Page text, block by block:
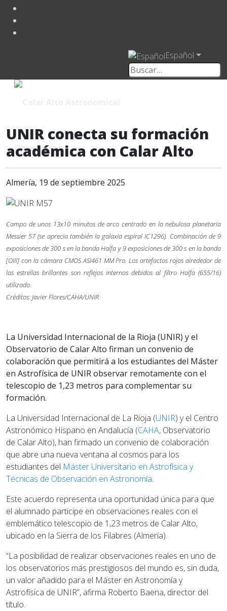
Español
UNIR conecta su formación
académica con Calar Alto
Almería, 19 de septiembre 2025
Campo de unos 13x10 minutos de arco centrado en la nebulosa planetaria
Messier 57 (se aprecia también la galaxia espiral IC1296). Combinación de 9
exposiciones de 300 s en la banda Halfa y 9 exposiciones de 300 s en la banda
[OIII] con la cámara CMOS ASI461 MM Pro. Los artefactos rojos alrededor de
las estrellas brillantes son reflejos internos debidos al filtro Halfa (655/16)
utilizado.
Créditos: Javier Flores/CAHA/UNIR
La Universidad Internacional de la Rioja (UNIR) y el
Observatorio de Calar Alto firman un convenio de
colaboración que permitirá a los estudiantes del Máster
en Astrofísica de UNIR observar remotamente con el
telescopio de 1,23 metros para complementar su
formación.
La Universidad Internacional de La Rioja (UNIR) y el Centro
Astronómico Hispano en Andalucía (CAHA, Observatorio
de Calar Alto), han firmado un convenio de colaboración
que abre una nueva ventana al cosmos para los
estudiantes del Máster Universitario en Astrofísica y
Técnicas de Observación en Astronomía.
Este acuerdo representa una oportunidad única para que
el alumnado participe en observaciones reales con el
emblemático telescopio de 1,23 metros de Calar Alto,
ubicado en la Sierra de los Filabres (Almería).
“La posibilidad de realizar observaciones reales en uno de
los observatorios más prestigiosos del mundo es, sin duda,
un valor añadido para el Máster en Astronomía y
Astrofísica de UNIR”, afirma Roberto Baena, director del
título.